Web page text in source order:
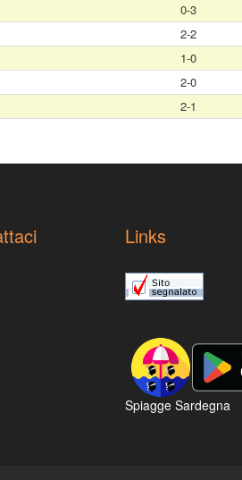
0-3
2-2
1-0
2-0
2-1
Links
Spiagge Sardegna